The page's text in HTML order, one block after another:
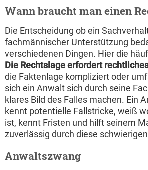
Wann braucht man einen
Die Entscheidung ob ein
fachmännischer Unterstützung
verschiedenen Dingen. Hier die
Die Rechtslage erfordert
die Faktenlage kompliziert oder
sich ein Anwalt sich durch seine
klares Bild des Falles machen. Ein
kennt potentielle Fallstricke, weiß
ist, kennt Fristen und hilft seinem
zuverlässig durch diese
Anwaltszwang